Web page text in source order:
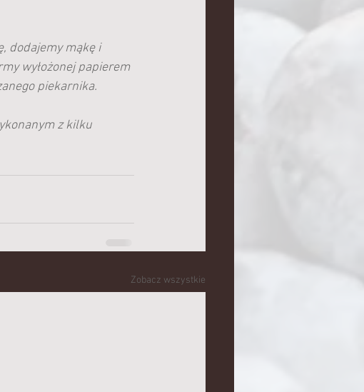
dodajemy mąkę i
wyłożonej papierem
piekarnika.
z kilku
Zobacz wszystkie